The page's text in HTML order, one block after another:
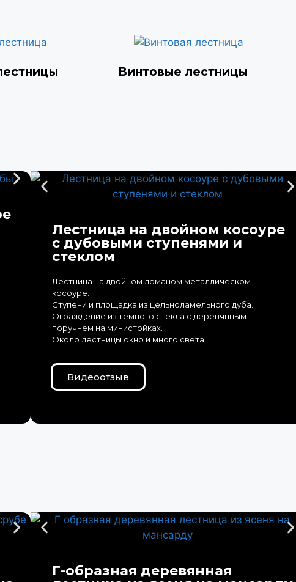
Винтовые лестницы
Лестница на двойном косоуре
с дубовыми ступенями и
стеклом
Лестница на двойном ломаном металлическом
косоуре.
Ступени и площадка из цельноламельного дуба.
Ограждение из темного стекла с деревянным
поручнем на министойках.
Около лестницы окно и много света
Видеоотзыв
Г-образная деревянная